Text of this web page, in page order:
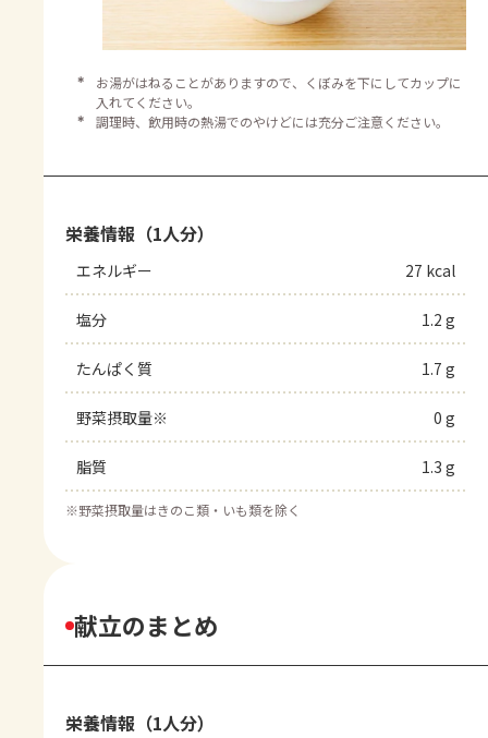
＊
お湯がはねることがありますので、くぼみを下にしてカップに
入れてください。
＊
調理時、飲用時の熱湯でのやけどには充分ご注意ください。
栄養情報（1人分）
エネルギー 27 kcal
塩分 1.2 g
たんぱく質 1.7 g
野菜摂取量※ 0 g
脂質 1.3 g
※野菜摂取量はきのこ類・いも類を除く
献立のまとめ
栄養情報（1人分）